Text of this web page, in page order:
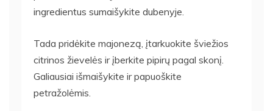
ingredientus sumaišykite dubenyje.
Tada pridėkite majonezą, įtarkuokite šviežios
citrinos žievelės ir įberkite pipirų pagal skonį.
Galiausiai išmaišykite ir papuoškite
petražolėmis.